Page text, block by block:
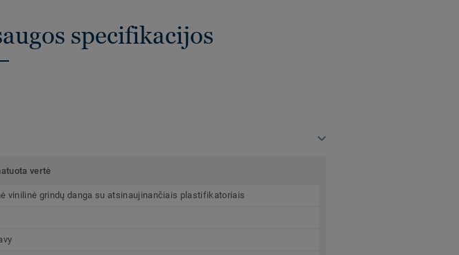
specifikacijos
vertė
vinilinė grindų danga su atsinaujinančiais plastifikatoriais